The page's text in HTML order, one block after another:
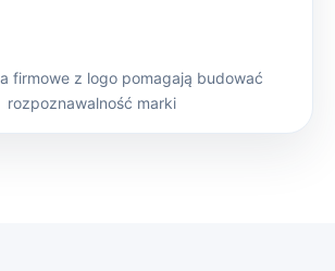
firmowe z logo pomagają budować
rozpoznawalność marki